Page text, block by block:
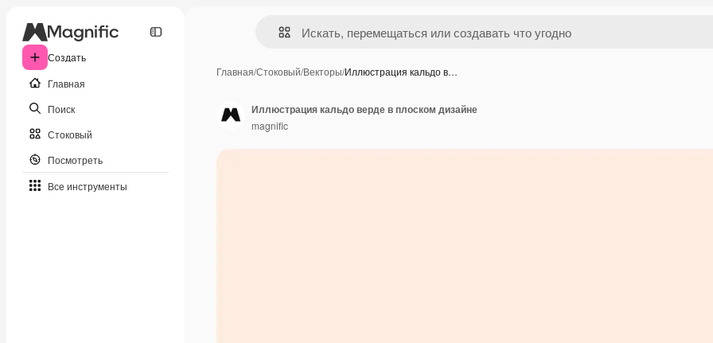
Создать
Главная
Поиск
Стоковый
Посмотреть
Все инструменты
Главная/Стоковый/Векторы/Иллюстрация кальдо в…
Иллюстрация кальдо верде в плоском дизайне
magnific